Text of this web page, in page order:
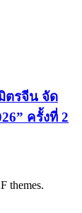
ตรจีน จัด
ครั้งที่ 2
themes.